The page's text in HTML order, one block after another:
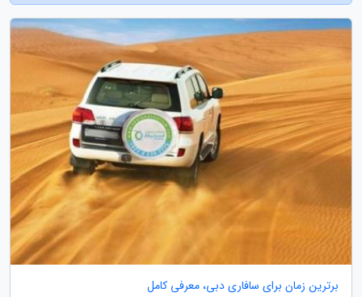
برترین زمان برای سافاری دبی، معرفی کامل